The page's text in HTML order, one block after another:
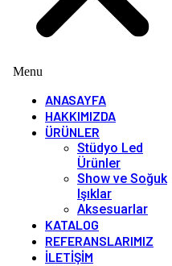
Menu
ANASAYFA
HAKKIMIZDA
ÜRÜNLER
Stüdyo Led
Ürünler
Show ve Soğuk
Işıklar
Aksesuarlar
KATALOG
REFERANSLARIMIZ
İLETIŞIM